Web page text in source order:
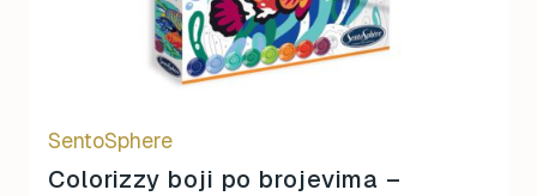
SentoSphere
Colorizzy boji po brojevima –